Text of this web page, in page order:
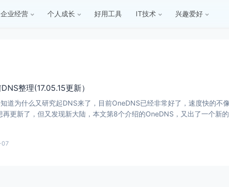
企业经营 个人成长 好用工具 IT技术 兴趣爱好
整理(17.05.15更新）
道为什么又研究起DNS来了，目前OneDNS已经非常好了，速度快的不像话
再更新了，但又发现新大陆，本文第8个介绍的OneDNS，又出了一个新